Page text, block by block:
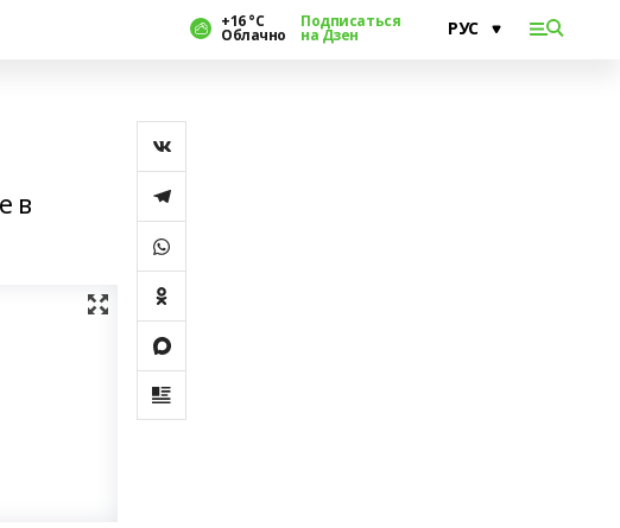
+16 °С
Облачно
Подписаться
на Дзен
в